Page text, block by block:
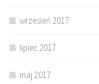
wrzesień 2017
lipiec 2017
maj 2017